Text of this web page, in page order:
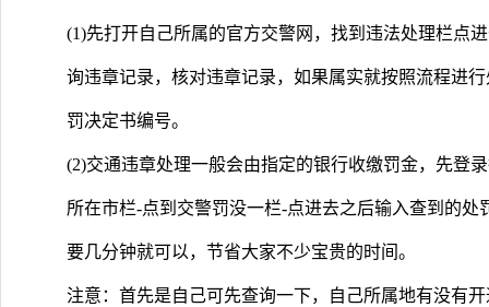
(1)先打开自己所属的官方交警网，找到违法处理栏点
询违章记录，核对违章记录，如果属实就按照流程进
罚决定书编号。
(2)交通违章处理一般会由指定的银行收缴罚金，先登
所在市栏-点到交警罚没一栏-点进去之后输入查到的
要几分钟就可以，节省大家不少宝贵的时间。
注意：首先是自己可先查询一下，自己所属地有没有